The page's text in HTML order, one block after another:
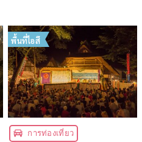
พื้นที่ไอสึ
การท่องเที่ยว